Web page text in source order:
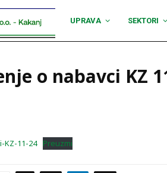
UPRAVA SEKTORI
o nabavci KZ
KZ-11-24 Preuzmi